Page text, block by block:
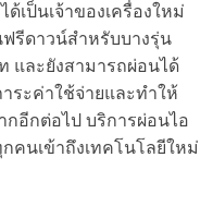
เป็นเจ้าของเครื่องใหม่
รีดาวน์สำหรับบางรุ่น
และยังสามารถผ่อนได้
ระค่าใช้จ่ายและทำให้
กอีกต่อไป บริการผ่อนไอ
คนเข้าถึงเทคโนโลยีใหม่